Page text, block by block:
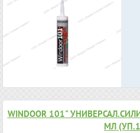
WINDOOR 101"
МЛ